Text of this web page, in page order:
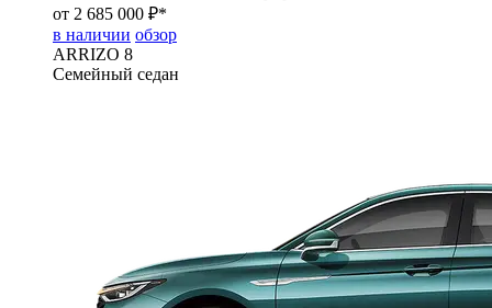
от 2 685 000 ₽*
в наличии обзор
ARRIZO 8
Семейный седан